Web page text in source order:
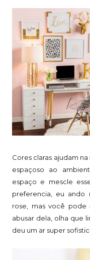
Cores claras ajudam
espaçoso ao
espaço e mescle
preferencia, eu
rose, mas você
abusar dela, olha que
deu um ar super